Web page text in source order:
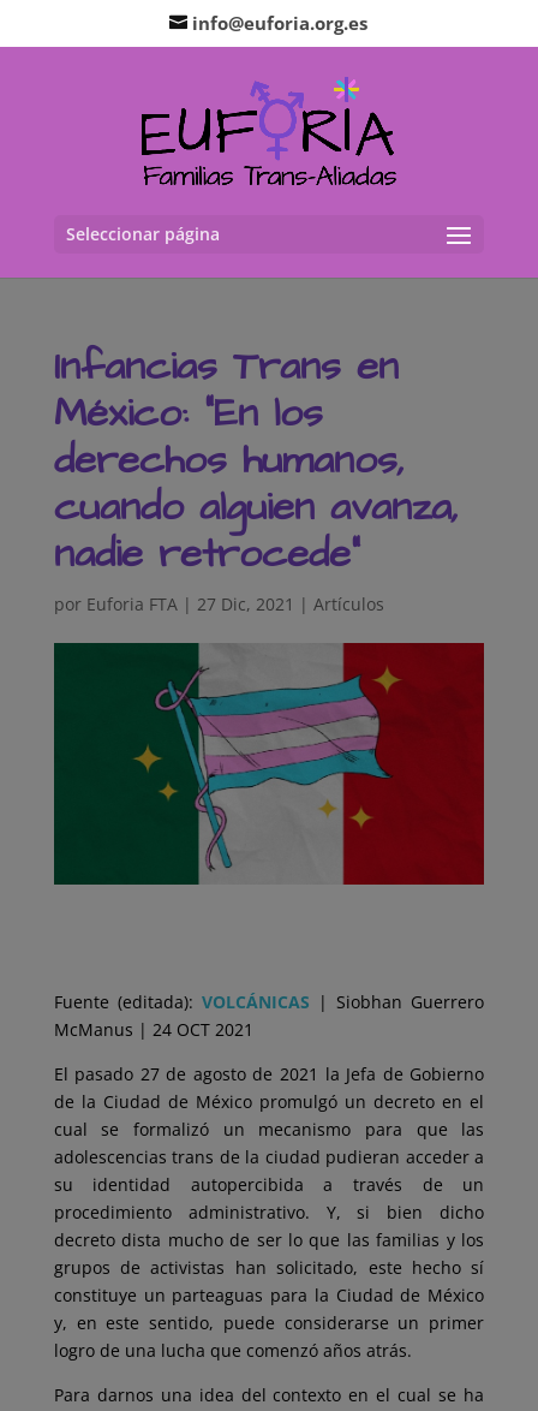
info@euforia.org.es
Seleccionar página
Infancias Trans en
México: “En los
derechos humanos,
cuando alguien avanza,
nadie retrocede”
por Euforia FTA| 27 Dic, 2021 | Artículos
Fuente (editada): VOLCÁNICAS | Siobhan Guerrero
McManus | 24 OCT 2021
El pasado 27 de agosto de 2021 la Jefa de Gobierno
de la Ciudad de México promulgó un decreto en el
cual se formalizó un mecanismo para que las
adolescencias trans de la ciudad pudieran acceder a
su identidad autopercibida a través de un
procedimiento administrativo. Y, si bien dicho
decreto dista mucho de ser lo que las familias y los
grupos de activistas han solicitado, este hecho sí
constituye un parteaguas para la Ciudad de México
y, en este sentido, puede considerarse un primer
logro de una lucha que comenzó años atrás.
Para darnos una idea del contexto en el cual se ha